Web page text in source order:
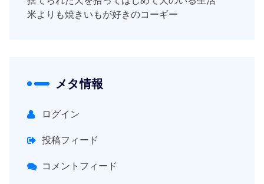
米よりも焼きいもが好きのコーギー
メタ情報
ログイン
投稿フィード
コメントフィード